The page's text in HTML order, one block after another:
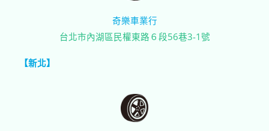
奇樂車業行
台北市內湖區民權東路６段56巷3-1號
【新北】